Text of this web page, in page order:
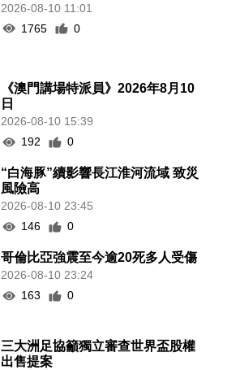
2026-08-10 11:01
1765
0
《澳門講場特派員》2026年8月10
日
2026-08-10 15:39
192
0
“白海豚”續影響長江淮河流域 致災
風險高
2026-08-10 23:45
146
0
哥倫比亞強震至今逾20死多人受傷
2026-08-10 23:24
163
0
三大洲足協籲獨立審查世界盃股權
出售提案